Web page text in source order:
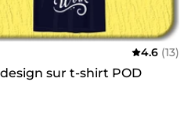
4.6 (13)
sur t-shirt POD